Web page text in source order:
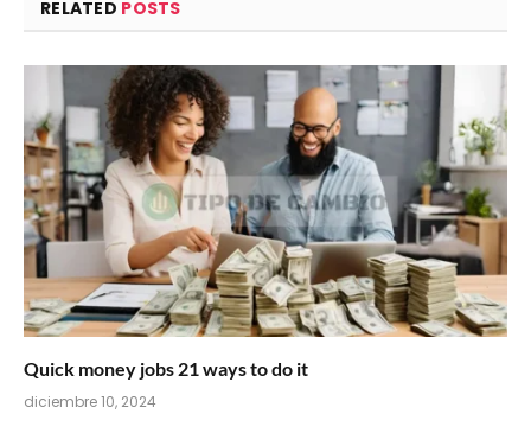
RELATED POSTS
Quick money jobs 21 ways to do it
diciembre 10, 2024